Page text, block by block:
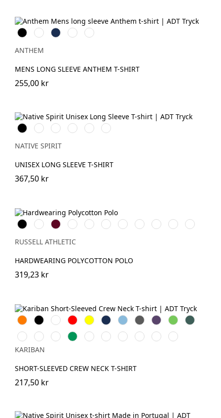
Svart Vit Navy Charcoal
Grey
Marl
ANTHEM
MENS LONG SLEEVE ANTHEM T-SHIRT
255,00 kr
Svart Vit
Dark
Cherry
Organic
Khaki
Navy
Blue
Dark
Camel
NATIVE SPIRIT
UNISEX LONG SLEEVE T-SHIRT
367,50 kr
BlackWhiteBurgundy
French
Navy
Bright
Royal
Bottle
Green
Classic
Red
Bright
Red
Convoy
Grey
Light
Oxford
Sky
RUSSELL ATHLETIC
HARDWEARING POLYCOTTON POLO
319,23 kr
Orange
Svart Vit Röd Gul Navy Sky
Blue
Dark
Grey
PurpleLime
Forest
Green
Ash
grey
ChocolateFuchsia
Kelly
Green
Dark
Khaki
Oxford
Grey
Light
Royal
Wine Light
Sand
Tropical
Blue
KARIBAN
SHORT-SLEEVED CREW NECK T-SHIRT
217,50 kr